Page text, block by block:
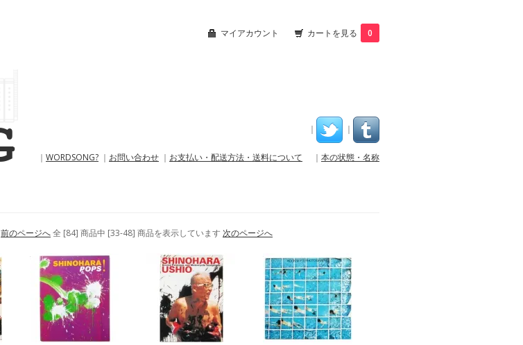
マイアカウント カートを見る 0
｜ ｜
｜ WORDSONG? ｜ お問い合わせ ｜ お支払い・配送方法・送料について ｜ 本の状態・名称
前のページへ全 [84] 商品中 [33-48] 商品を表示しています 次のページへ